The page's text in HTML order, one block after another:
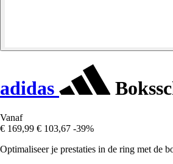
adidas
Vanaf
€ 169,99 € 103,67 -39%
Optimaliseer je prestaties in de ring met de